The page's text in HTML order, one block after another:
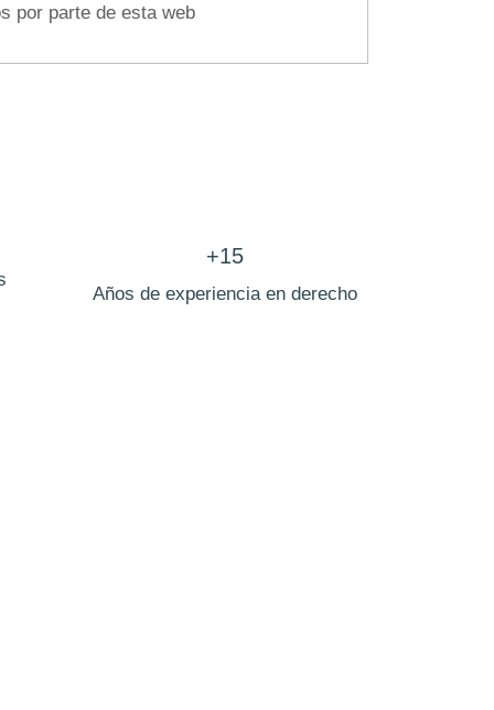
por parte de esta web
+15
Años de experiencia en derecho